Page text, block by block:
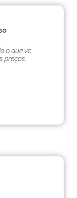
o que vc
preços.